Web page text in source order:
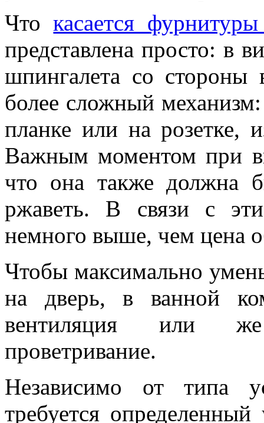
Чтокасается
представлена просто: в
шпингалета со
более сложный
планке или на розетке,
Важным моментом при
что она также должна
ржаветь. В связи с
немного выше, чем цена
Чтобы максимально
на дверь, в ванной
вентиляция или же
проветривание.
Независимо от типа
требуется